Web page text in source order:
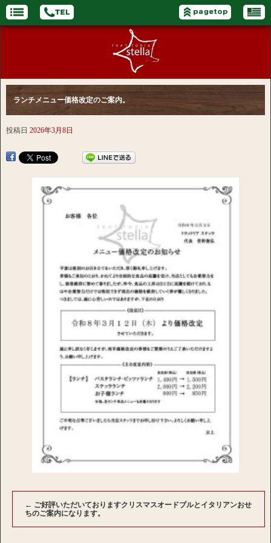
ランチメニュー価格改定のご案内。
投稿日 2026年3月8日
← ご好評いただいておりますクリスマスオードブルとイタリアンおせ
ちのご案内になります。